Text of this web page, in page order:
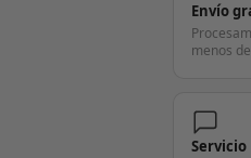
Envío
menos
Servicio